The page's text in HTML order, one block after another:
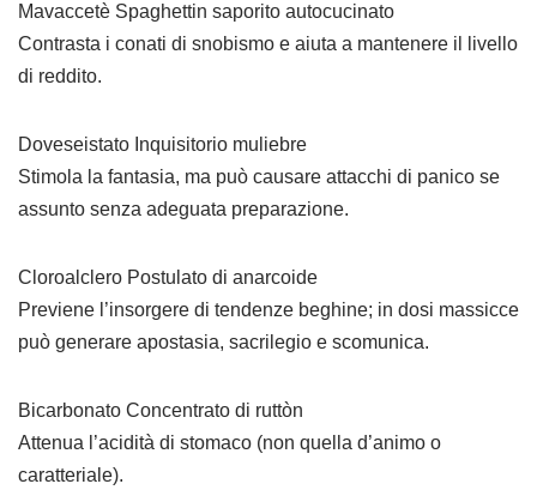
Mavaccetè Spaghettin saporito autocucinato
Contrasta i conati di snobismo e aiuta a mantenere il livello
di reddito.
Doveseistato Inquisitorio muliebre
Stimola la fantasia, ma può causare attacchi di panico se
assunto senza adeguata preparazione.
Cloroalclero Postulato di anarcoide
Previene l’insorgere di tendenze beghine; in dosi massicce
può generare apostasia, sacrilegio e scomunica.
Bicarbonato Concentrato di ruttòn
Attenua l’acidità di stomaco (non quella d’animo o
caratteriale).